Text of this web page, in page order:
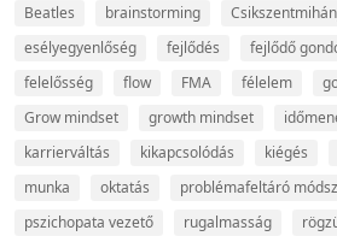
Beatles brainstorming
esélyegyenlőség
fejlődés
fejlődő
felelősség
flow FMA félelem
Grow mindset
growth mindset
karrierváltás
kikapcsolódás kiégés
munka
oktatás
problémafeltáró
pszichopata vezető
rugalmasság